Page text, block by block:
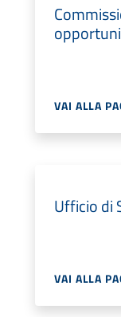
VAI ALLA
Ufficio di
VAI ALLA